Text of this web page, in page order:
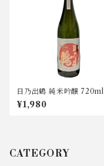
日乃出鶴 純米吟醸 720ml
¥1,980
CATEGORY